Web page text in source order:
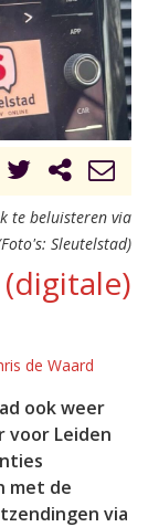
te beluisteren via
Sleutelstad)
de Waard
ook weer
voor Leiden
met de
via